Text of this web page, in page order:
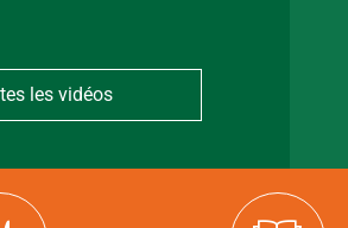
les vidéos